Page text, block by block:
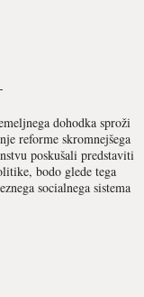
dohodka sproži
reforme skromnejšega
poskušali predstaviti
bodo glede tega
socialnega sistema